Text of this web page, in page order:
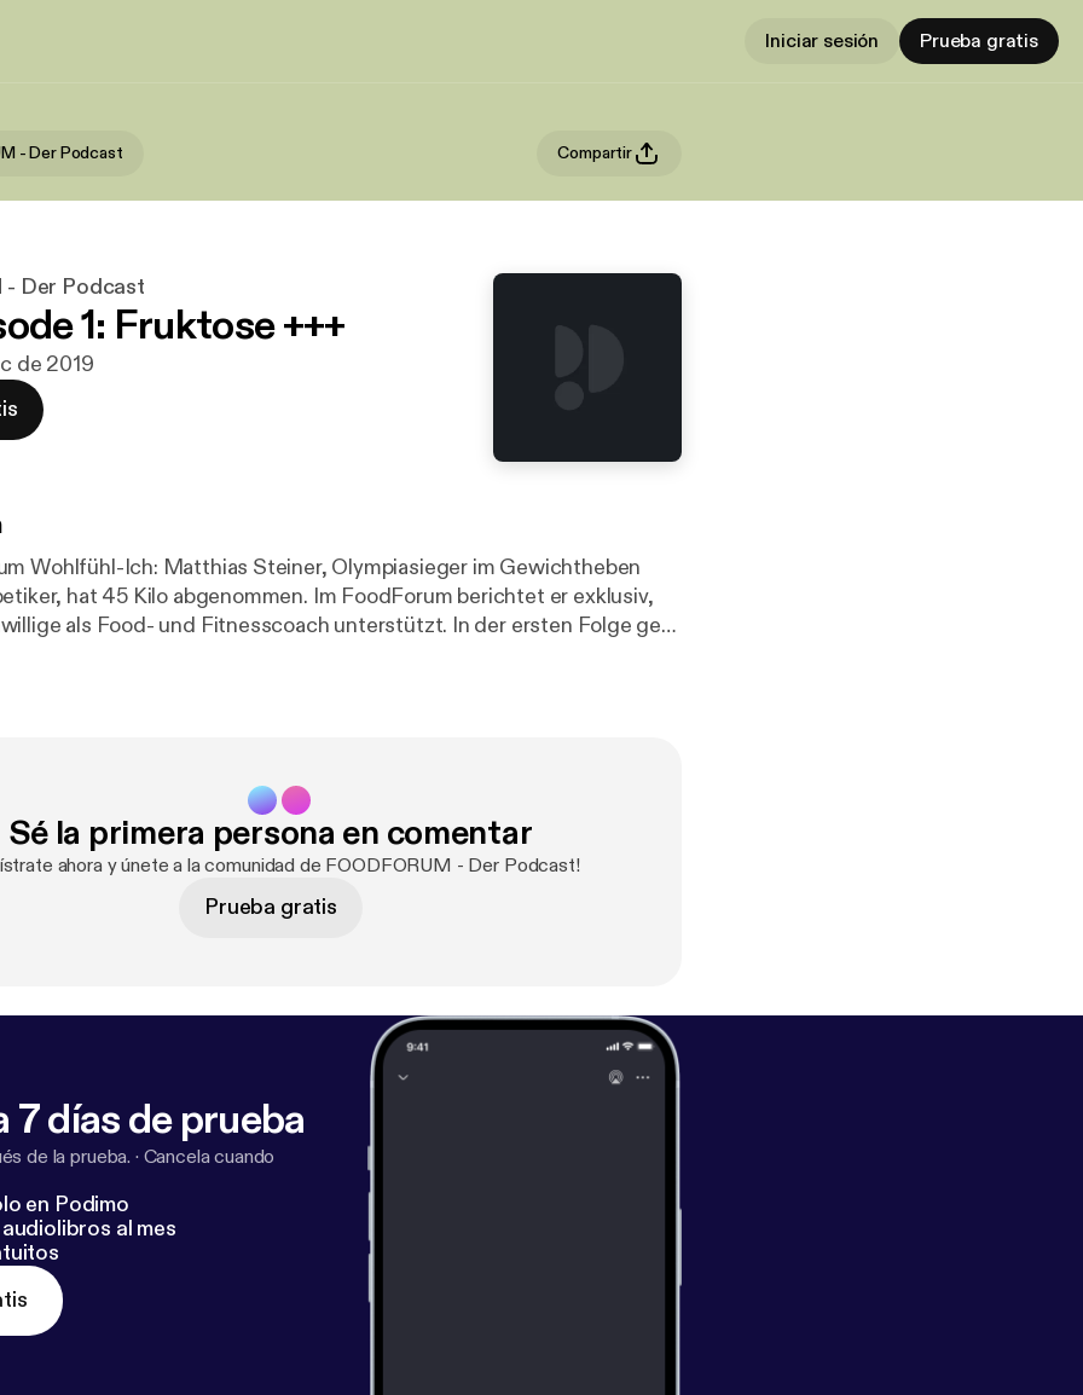
Iniciar sesión Prueba gratis
- Der Podcast Compartir
- Der Podcast
1: Fruktose +++
de 2019
Wohlfühl-Ich: Matthias Steiner, Olympiasieger im Gewichtheben
hat 45 Kilo abgenommen. Im FoodForum berichtet er exklusiv,
als Food- und Fitnesscoach unterstützt. In der ersten Folge geht
Sé la primera persona en comentar
ahora y únete a la comunidad de FOODFORUM - Der Podcast!
Prueba gratis
7 días de prueba
de la prueba. · Cancela cuando
en Podimo
al mes